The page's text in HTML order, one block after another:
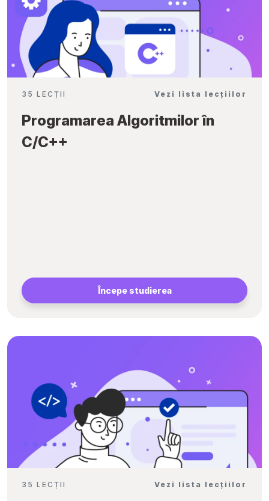
35 LECȚII Vezi lista lecțiilor
Programarea Algoritmilor în
C/C++
Începe studierea
35 LECȚII Vezi lista lecțiilor